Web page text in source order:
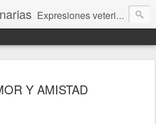
Expresiones veterinarias es una publicación en linea de la biblioteca de la Facultad de Veterinaria y Zootecnia de la UNAM
Y AMISTAD